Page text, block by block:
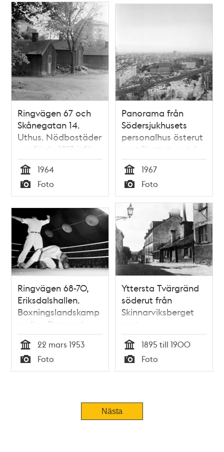
Ringvägen 67 och
Skånegatan 14.
Uthus. Nödbostäder
uppförda 1917 inför
rivning
Tid
1964
Typ
Foto
Panorama från
Södersjukhusets
personalhus österut
mot Skattehuset. I
förgrunden ligger
hörnet av
Ringvägen och
Rosenlundsgatan
Tid
1967
Typ
Foto
Ringvägen 68-70,
Eriksdalshallen.
Boxningslandskamp
mellan Danmark
och Sverige. En
knockad boxare och
en domare som
räknar ner
Tid
22 mars 1953
Typ
Foto
Yttersta Tvärgränd
söderut från
Skinnarviksberget
Brännkyrkagatan.
Huset i fonden
ligger mitt i blivande
Ringvägen. T.h.
Tid
1895 till 1900
Typ
Foto
Nästa